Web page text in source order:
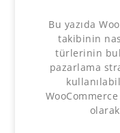
Bu yazıda
takibinin
türlerinin
pazarlama